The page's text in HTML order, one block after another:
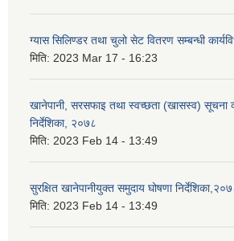
ग्यास सिलिण्डर तथा चुलो सेट वितरण सम्बन्धी
मिति: 2023 Mar 17 - 16:23
खानेपानी, सरसफाइ तथा स्वच्छता (खासस्व) सूचना
निर्देशिका, २०७८
मिति: 2023 Feb 14 - 13:49
सुरक्षित खानेपानीयुक्त समुदाय घोषणा
मिति: 2023 Feb 14 - 13:49